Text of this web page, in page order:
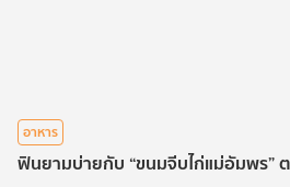
อาหาร
ฟินยามบ่ายกับ “ขนมจีบไก่แม่อัมพร”